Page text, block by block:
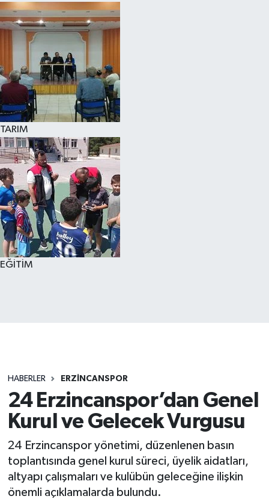
TARIM
EĞİTİM
HABERLER ERZİNCANSPOR
24 Erzincanspor’dan Genel
Kurul ve Gelecek Vurgusu
24 Erzincanspor yönetimi, düzenlenen basın
toplantısında genel kurul süreci, üyelik aidatları,
altyapı çalışmaları ve kulübün geleceğine ilişkin
önemli açıklamalarda bulundu.